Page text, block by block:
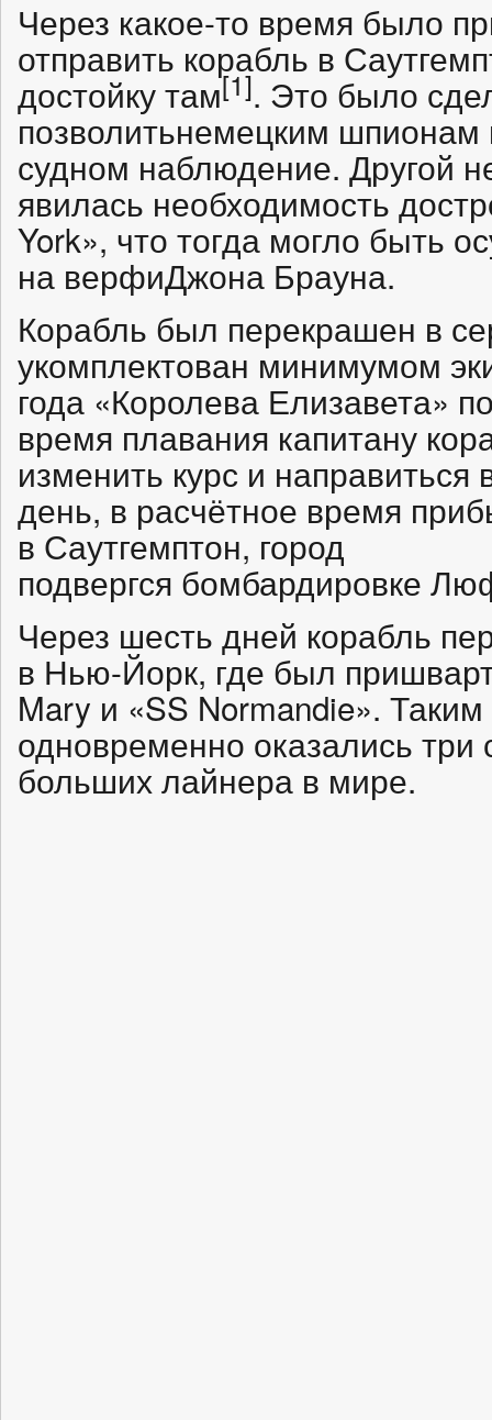
Через какое-то время было
отправить корабль в
достойку там[1]. Это было
позволитьнемецким шпионам
судном наблюдение. Другой
явилась необходимость
York», что тогда могло быть
на верфиДжона Брауна.
Корабль был перекрашен в
укомплектован минимумом
года «Королева Елизавета»
время плавания капитану
изменить курс и
день, в расчётное время
в Саутгемптон, город
подвергся бомбардировке
Через шесть дней корабль
в Нью-Йорк, где был
Mary и «SS Normandie».
одновременно оказались три
больших лайнера в мире.